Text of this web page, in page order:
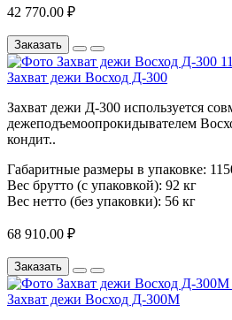
42 770.00 ₽
Заказать
Захват дежи Восход Д-300
Захват дежи Д-300 используется
дежеподъемоопрокидывателем
кондит..
Габаритные размеры в упаковке:
Вес брутто (с упаковкой): 92 кг
Вес нетто (без упаковки): 56 кг
68 910.00 ₽
Заказать
Захват дежи Восход Д-300М